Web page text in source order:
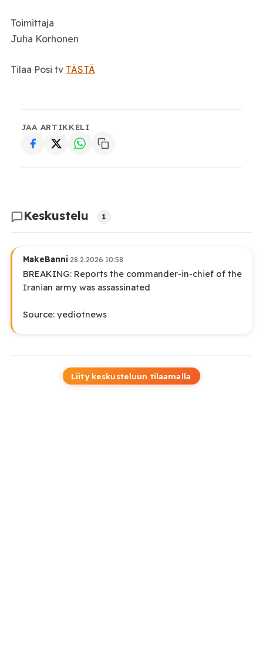
Toimittaja
Juha Korhonen
Tilaa Posi tv TÄSTÄ
JAA ARTIKKELI
Keskustelu 1
MakeBanni·28.2.2026 10:58
BREAKING: Reports the commander-in-chief of the
Iranian army was assassinated
Source: yediotnews
Liity keskusteluun tilaamalla